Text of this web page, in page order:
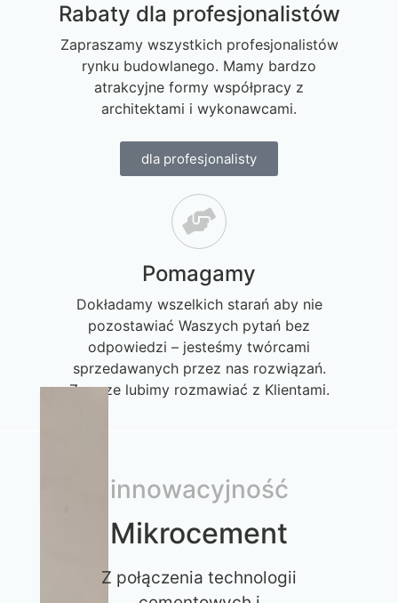
Rabaty dla profesjonalistów
Zapraszamy wszystkich profesjonalistów
rynku budowlanego. Mamy bardzo
atrakcyjne formy współpracy z
architektami i wykonawcami.
dla profesjonalisty
Pomagamy
Dokładamy wszelkich starań aby nie
pozostawiać Waszych pytań bez
odpowiedzi – jesteśmy twórcami
sprzedawanych przez nas rozwiązań.
Zawsze lubimy rozmawiać z Klientami.
innowacyjność
Mikrocement
Z połączenia technologii